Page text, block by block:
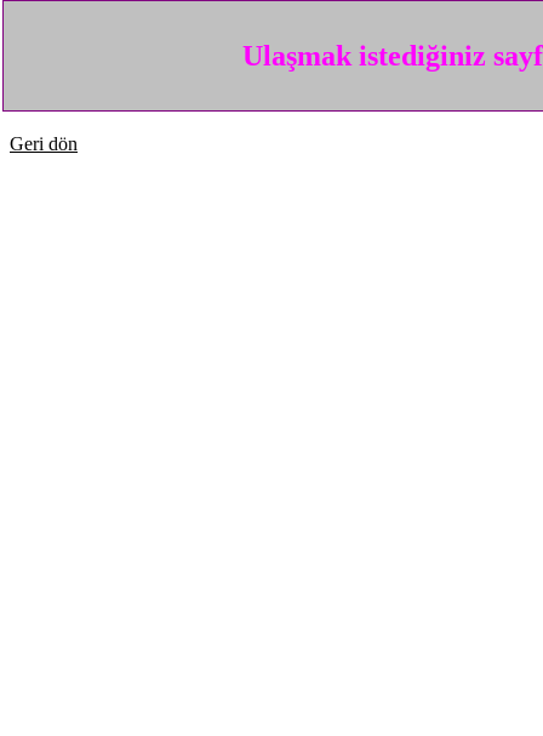
Ulaşmak istediğiniz
Geri dön